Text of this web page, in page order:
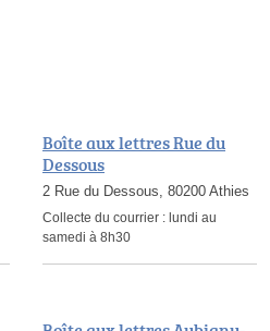
Boîte aux lettres Rue du
Dessous
2 Rue du Dessous, 80200 Athies
Collecte du courrier : lundi au
samedi à 8h30